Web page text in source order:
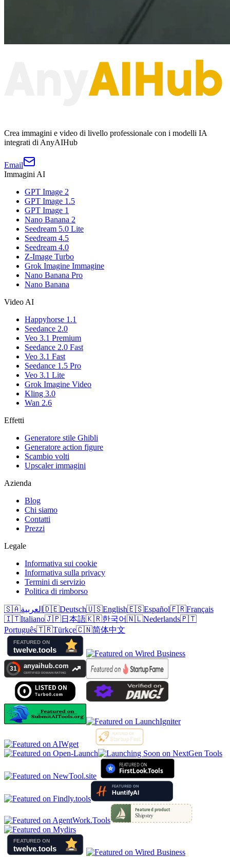
Crea immagini e video di livello professionale con i modelli IA
integrati di AnyAIHub
Email
Immagini AI
GPT Image 2
GPT Image 1.5
GPT Image 1
Nano Banana 2
Seedream 5.0 Lite
Seedream 4.5
Seedream 4.0
Z-Image Turbo
Grok Imagine Immagine
Nano Banana Pro
Nano Banana
Video AI
Happyhorse 1.1
Seedance 2.0
Veo 3.1 Premium
Seedance 2.0 Fast
Veo 3.1 Fast
Seedance 1.5 Pro
Veo 3.1 Lite
Grok Imagine Video
Kling 3.0
Wan 2.6
Effetti
Generatore stile Ghibli
Generatore action figure
Scambio volti
Upscaler immagini
Azienda
Blog
Chi siamo
Contatti
Prezzi
Legale
Informativa sui cookie
Informativa sulla privacy
Termini di servizio
Politica di rimborso
🇸🇦العربية 🇩🇪Deutsch🇺🇸English🇪🇸Español🇫🇷Français
🇮🇹Italiano🇯🇵日本語🇰🇷한국어🇳🇱Nederlands🇵🇹
Português🇹🇷Türkçe🇨🇳简体中文